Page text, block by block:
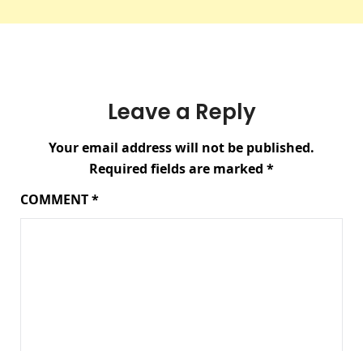
Leave a Reply
Your email address will not be published.
Required fields are marked *
COMMENT*